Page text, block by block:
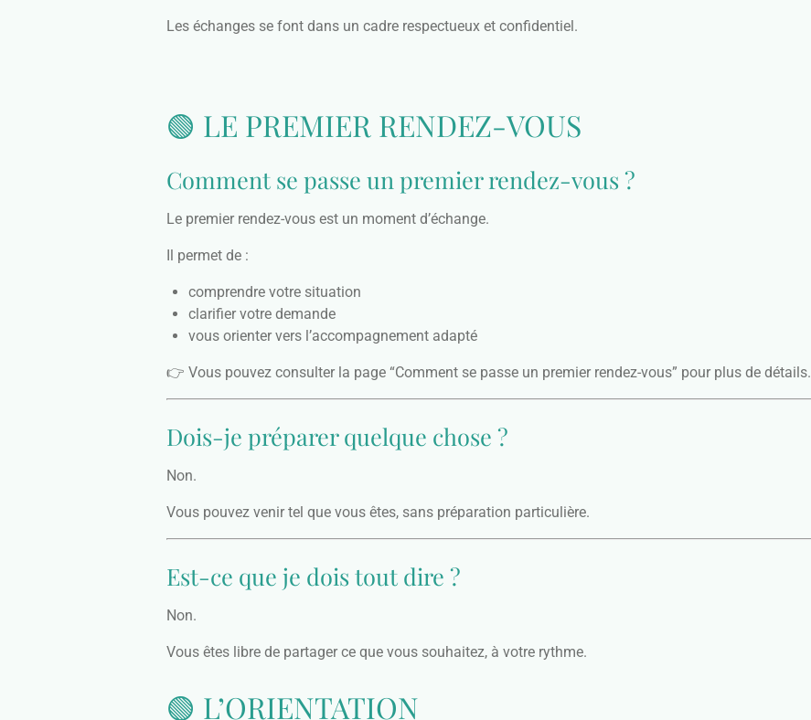
Les échanges se font dans un cadre respectueux et confidentiel.
🟢 LE PREMIER RENDEZ-VOUS
Comment se passe un premier rendez-vous ?
Le premier rendez-vous est un moment d’échange.
Il permet de :
comprendre votre situation
clarifier votre demande
vous orienter vers l’accompagnement adapté
👉 Vous pouvez consulter la page “Comment se passe un premier rendez-vous” pour plus de détails.
Dois-je préparer quelque chose ?
Non.
Vous pouvez venir tel que vous êtes, sans préparation particulière.
Est-ce que je dois tout dire ?
Non.
Vous êtes libre de partager ce que vous souhaitez, à votre rythme.
🟢 L’ORIENTATION